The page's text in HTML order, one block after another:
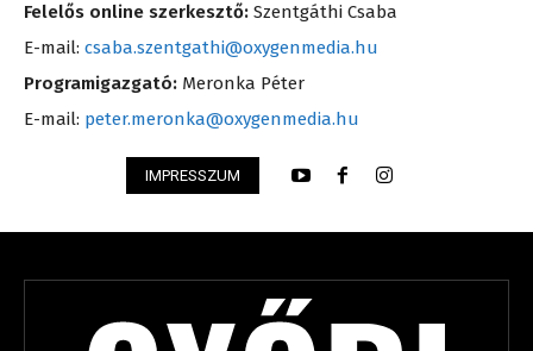
Felelős online szerkesztő: Szentgáthi Csaba
E-mail: csaba.szentgathi@oxygenmedia.hu
Programigazgató: Meronka Péter
E-mail: peter.meronka@oxygenmedia.hu
IMPRESSZUM